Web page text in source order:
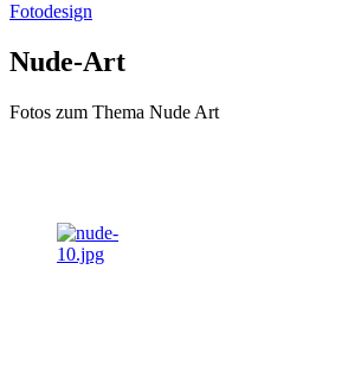
Fotodesign
Nude-Art
Fotos zum Thema Nude Art